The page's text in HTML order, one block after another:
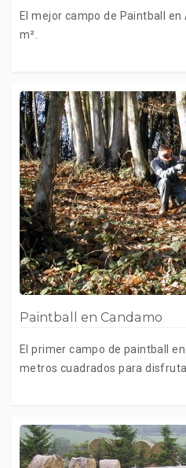
El mejor campo de Paintball
m².
Paintball en Candamo
El primer campo de paintball
metros cuadrados para